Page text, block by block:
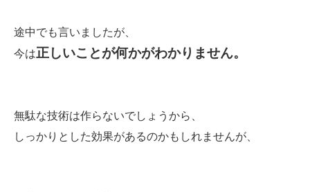
途中でも言いましたが、
今は正しいことが何かがわかりません。
無駄な技術は作らないでしょうから、
しっかりとした効果があるのかもしれませんが、